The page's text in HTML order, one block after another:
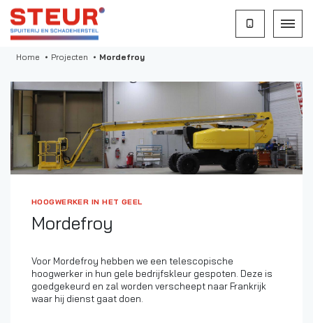
Home Projecten Mordefroy
HOOGWERKER IN HET GEEL
Mordefroy
Voor Mordefroy hebben we een telescopische
hoogwerker in hun gele bedrijfskleur gespoten. Deze is
goedgekeurd en zal worden verscheept naar Frankrijk
waar hij dienst gaat doen.